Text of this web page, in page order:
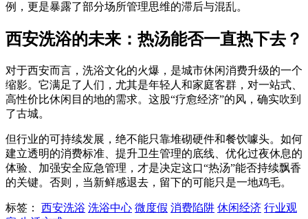
例，更是暴露了部分场所管理思维的滞后与混乱。
西安洗浴的未来：热汤能否一直热下去？
对于西安而言，洗浴文化的火爆，是城市休闲消费升级的一个
缩影。它满足了人们，尤其是年轻人和家庭客群，对一站式、
高性价比休闲目的地的需求。这股“疗愈经济”的风，确实吹到
了古城。
但行业的可持续发展，绝不能只靠堆砌硬件和餐饮噱头。如何
建立透明的消费标准、提升卫生管理的底线、优化过夜休息的
体验、加强安全应急管理，才是决定这口“热汤”能否持续飘香
的关键。否则，当新鲜感退去，留下的可能只是一地鸡毛。
标签： 西安洗浴 洗浴中心 微度假 消费陷阱 休闲经济 行业观